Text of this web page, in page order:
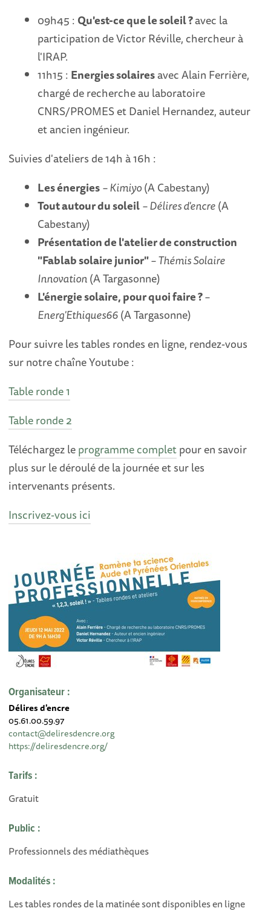
09h45 : Qu'est-ce que le soleil ?avec la
participation de Victor Réville, chercheur à
l'IRAP.
11h15 : Energies solairesavec Alain Ferrière,
chargé de recherche au laboratoire
CNRS/PROMES et Daniel Hernandez, auteur
et ancien ingénieur.
Suivies d'ateliers de 14h à 16h :
Les énergies– Kimiyo(A Cabestany)
Tout autour du soleil– Délires d'encre(A
Cabestany)
Présentation de l'atelier de construction
"Fablab solaire junior"– Thémis Solaire
Innovation(A Targasonne)
L'énergie solaire, pour quoi faire ?–
Energ'Ethiques66(A Targasonne)
Pour suivre les tables rondes en ligne, rendez-vous
sur notre chaîne Youtube :
Table ronde 1
Table ronde 2
Téléchargez leprogramme completpour en savoir
plus sur le déroulé de la journée et sur les
intervenants présents.
Inscrivez-vous ici
Organisateur :
Délires d'encre
05.61.00.59.97
contact@deliresdencre.org
https://deliresdencre.org/
Tarifs :
Gratuit
Public :
Professionnels des médiathèques
Modalités :
Les tables rondes de la matinée sont disponibles en ligne